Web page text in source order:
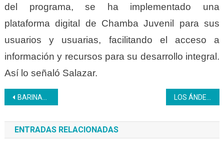
del programa, se ha implementado una
plataforma digital de Chamba Juvenil para sus
usuarios y usuarias, facilitando el acceso a
información y recursos para su desarrollo integral.
Así lo señaló Salazar.
Navegación
de
entradas
BARINAS |Con mucha alegría celebramos el día del niño
ENTRADAS RELACIONADAS